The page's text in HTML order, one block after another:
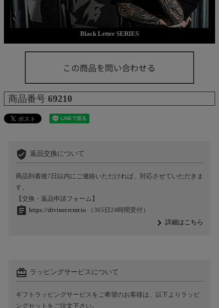
Black Letter SERIES
商品番号 69210
verified_user 返品交換について
商品到着後7日以内にご連絡いただければ、対応させていただきま
す。
【交換・返品申請フォーム】
assignment https://diviner.rcmr.io （365日24時間受付）
navigate_next詳細はこちら
card_giftcard ラッピングサービスについて
ギフトラッピングサービスをご希望のお客様は、以下よりラッピ
ングセットをご注文下さい。